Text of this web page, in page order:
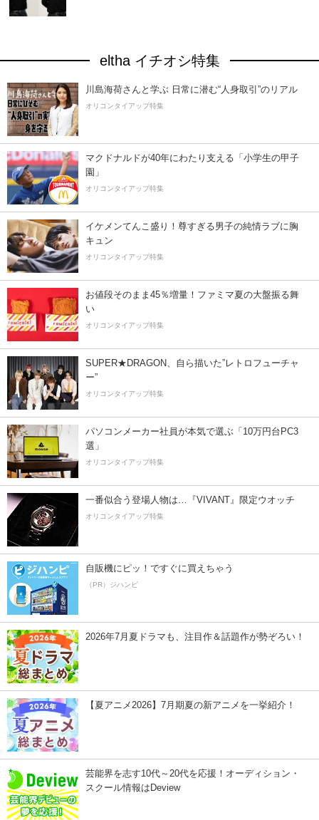
eltha イチオシ特集
川島海荷さんと学ぶ 日常に潜む“人身取引”のリアル
オリコンタイアップ特集
マクドナルドが40年にわたり支える「小学生の甲子
園」
オリコンタイアップ特集
イケメンてんこ盛り！尊すぎる男子の純情ラブに胸
キュン
オリコンタイアップ特集
お値段そのまま45％増量！ファミマ夏の大盤振る舞
い
オリコンタイアップ特集
SUPER★DRAGON、自ら描いた”レトロフューチャ
ー”
オリコンタイアップ特集
パソコンメーカー社員が本気で選ぶ「10万円台PC3
選」
オリコンタイアップ特集
一番似合う登場人物は…『VIVANT』限定ウオッチ
オリコンタイアップ特集
自販機にピッ！ですぐに買えちゃう
（PR）ジハンピ
2026年7月夏ドラマも、注目作＆話題作が勢ぞろい！
【夏アニメ2026】7月期夏の新アニメを一挙紹介！
芸能界を志す10代～20代を応援！オーディション・
スクール情報はDeview